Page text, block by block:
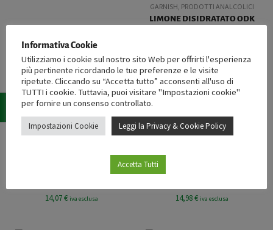
GARNISH PRODOTTI ANALCOLICI
LIMONE DISIDRATATO ODK
VISTA RAPIDA
PRODOTTI ANALCOLICI
MELA VERDE DISIDRATATA
14,07€ iva esclusa
VISTA RAPIDA
GARNISH
PEPE JAMAICANO BOTANICA
14,98€ iva esclusa
Informativa Cookie
Utilizziamo i cookie sul nostro sito Web per offrirti l'esperienza
più pertinente ricordando le tue preferenze e le visite
ripetute. Cliccando su “Accetta tutto” acconsenti all'uso di
TUTTI i cookie. Tuttavia, puoi visitare "Impostazioni cookie"
per fornire un consenso controllato.
Impostazioni Cookie Leggi la Privacy & Cookie Policy
Accetta Tutti